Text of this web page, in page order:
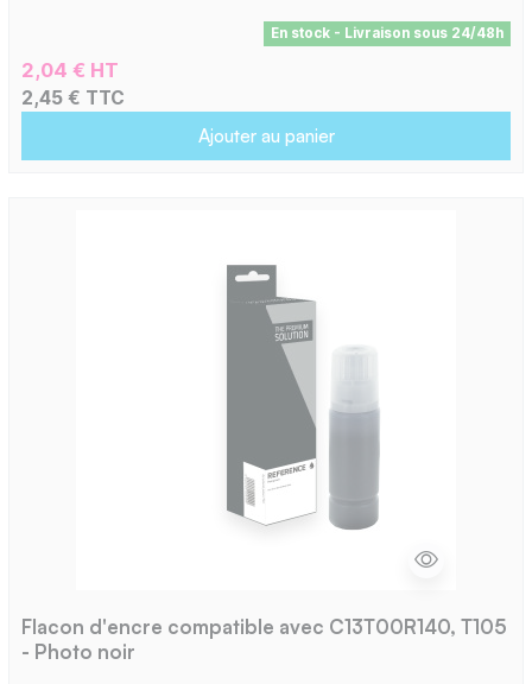
En stock - Livraison sous 24/48h
2,04 € HT
2,45 € TTC
Ajouter au panier
Flacon d'encre compatible avec C13T00R140, T105
- Photo noir